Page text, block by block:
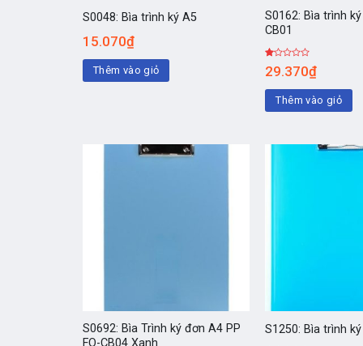
S0048: Bìa trình ký A5
15.070₫
Thêm vào giỏ
S0162: Bìa trình
CB01
Được
xếp
1.00
sao
29.370₫
Thêm vào giỏ
S0692: Bìa Trình ký đơn A4 PP
FO-CB04 Xanh
S1250: Bìa trình ký